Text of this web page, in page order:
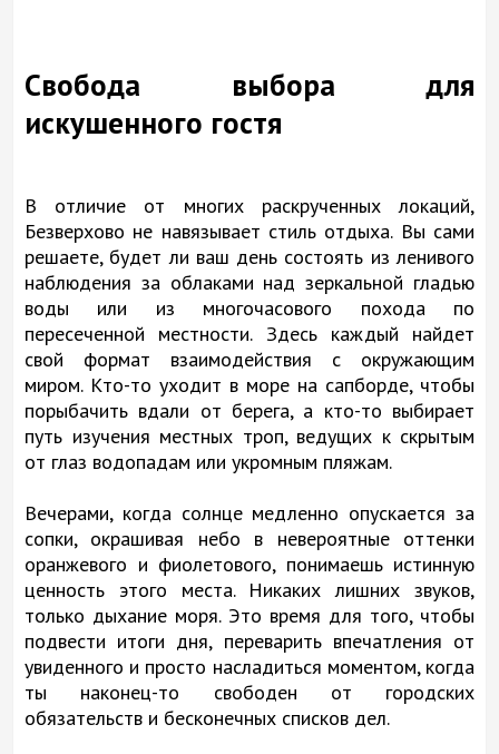
Свобода выбора для
искушенного гостя
В отличие от многих раскрученных локаций,
Безверхово не навязывает стиль отдыха. Вы сами
решаете, будет ли ваш день состоять из ленивого
наблюдения за облаками над зеркальной гладью
воды или из многочасового похода по
пересеченной местности. Здесь каждый найдет
свой формат взаимодействия с окружающим
миром. Кто-то уходит в море на сапборде, чтобы
порыбачить вдали от берега, а кто-то выбирает
путь изучения местных троп, ведущих к скрытым
от глаз водопадам или укромным пляжам.
Вечерами, когда солнце медленно опускается за
сопки, окрашивая небо в невероятные оттенки
оранжевого и фиолетового, понимаешь истинную
ценность этого места. Никаких лишних звуков,
только дыхание моря. Это время для того, чтобы
подвести итоги дня, переварить впечатления от
увиденного и просто насладиться моментом, когда
ты наконец-то свободен от городских
обязательств и бесконечных списков дел.